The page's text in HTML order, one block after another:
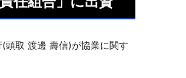
頭取 渡邊 壽信)が協業に関す